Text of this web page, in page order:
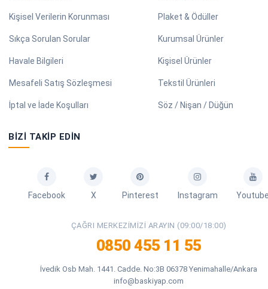
Kişisel Verilerin Korunması
Sıkça Sorulan Sorular
Havale Bilgileri
Mesafeli Satış Sözleşmesi
İptal ve İade Koşulları
Plaket & Ödüller
Kurumsal Ürünler
Kişisel Ürünler
Tekstil Ürünleri
Söz / Nişan / Düğün
BIZI TAKIP EDIN
Facebook X Pinterest Instagram
ÇAĞRI MERKEZIMIZI ARAYIN (09:00/18:00)
0850 455 11 55
İvedik Osb Mah. 1441. Cadde. No:3B 06378 Yenimahalle/Ankara
info@baskiyap.com